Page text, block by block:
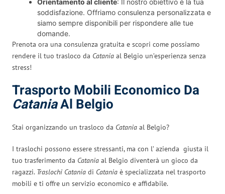
Orientamento al cliente: Il nostro obiettivo è la tua
soddisfazione. Offriamo consulenza personalizzata e
siamo sempre disponibili per rispondere alle tue
domande.
Prenota ora una consulenza gratuita e scopri come possiamo
rendere il tuo trasloco da Catania al Belgio un’esperienza senza
stress!
Trasporto Mobili Economico Da
CataniaAl Belgio
Stai organizzando un trasloco da Catania al Belgio?
I traslochi possono essere stressanti, ma con l’ azienda giusta il
tuo trasferimento da Catania al Belgio diventerà un gioco da
ragazzi. Traslochi Catania di Catania è specializzata nel trasporto
mobili e ti offre un servizio economico e affidabile.